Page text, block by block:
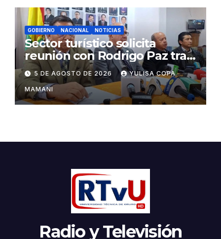
GOBIERNO NACIONAL NOTICIAS
Sector turístico solicita
reunión con Rodrigo Paz tras
cambios en la administración
del turismo
5 DE AGOSTO DE 2026 YULISA COPA
MAMANI
Radio y Televisión